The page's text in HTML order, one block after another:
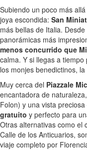
Subiendo un poco más
joya escondida: San
más bellas de Italia.
panorámicas más
menos concurrido que
calma. Y si llegas a
los monjes benedictinos,
Muy cerca del Piazzale
encantadora de
Folon) y una vista
gratuito y perfecto para
Otras alternativas como el
Calle de los Anticuarios,
viaje completo por